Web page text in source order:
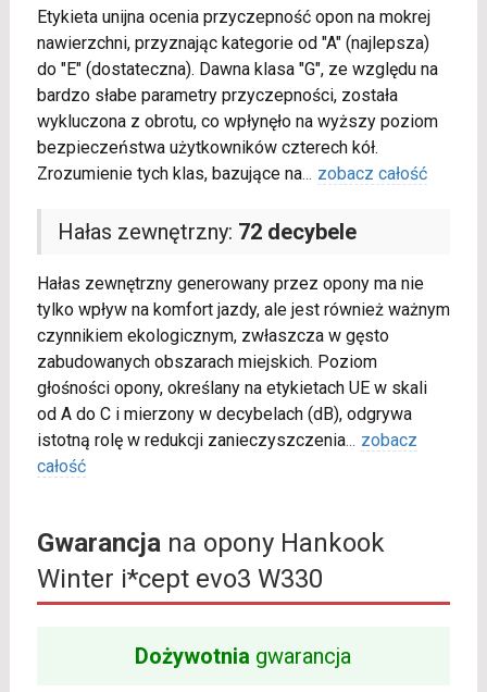
Etykieta unijna ocenia przyczepność opon na mokrej
nawierzchni, przyznając kategorie od "A" (najlepsza)
do "E" (dostateczna). Dawna klasa "G", ze względu na
bardzo słabe parametry przyczepności, została
wykluczona z obrotu, co wpłynęło na wyższy poziom
bezpieczeństwa użytkowników czterech kół.
Zrozumienie tych klas, bazujące na... zobacz całość
Hałas zewnętrzny: 72 decybele
Hałas zewnętrzny generowany przez opony ma nie
tylko wpływ na komfort jazdy, ale jest również ważnym
czynnikiem ekologicznym, zwłaszcza w gęsto
zabudowanych obszarach miejskich. Poziom
głośności opony, określany na etykietach UE w skali
od A do C i mierzony w decybelach (dB), odgrywa
istotną rolę w redukcji zanieczyszczenia... zobacz
całość
Gwarancjana opony Hankook
Winter i*cept evo3 W330
Dożywotnia gwarancja